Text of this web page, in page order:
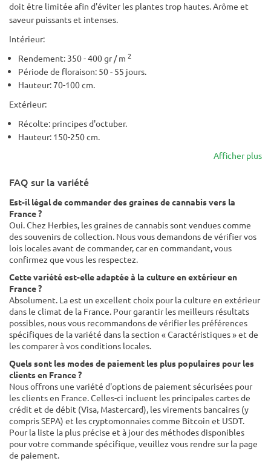
doit être limitée afin d'éviter les plantes trop hautes. Arôme et
saveur puissants et intenses.
Intérieur:
Rendement: 350 - 400 gr / m 2
Période de floraison: 50 - 55 jours.
Hauteur: 70-100 cm.
Extérieur:
Récolte: principes d'octuber.
Hauteur: 150-250 cm.
Afficher plus
FAQ sur la variété
Est-il légal de commander des graines de cannabis vers la
France ?
Oui. Chez Herbies, les graines de cannabis sont vendues comme
des souvenirs de collection. Nous vous demandons de vérifier vos
lois locales avant de commander, car en commandant, vous
confirmez que vous les respectez.
Cette variété est-elle adaptée à la culture en extérieur en
France ?
Absolument. La est un excellent choix pour la culture en extérieur
dans le climat de la France. Pour garantir les meilleurs résultats
possibles, nous vous recommandons de vérifier les préférences
spécifiques de la variété dans la section « Caractéristiques » et de
les comparer à vos conditions locales.
Quels sont les modes de paiement les plus populaires pour les
clients en France ?
Nous offrons une variété d'options de paiement sécurisées pour
les clients en France. Celles-ci incluent les principales cartes de
crédit et de débit (Visa, Mastercard), les virements bancaires (y
compris SEPA) et les cryptomonnaies comme Bitcoin et USDT.
Pour la liste la plus précise et à jour des méthodes disponibles
pour votre commande spécifique, veuillez vous rendre sur la page
de paiement.